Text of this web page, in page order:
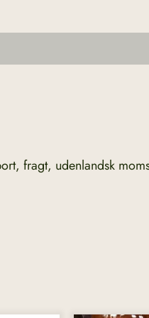
fragt, udenlandsk